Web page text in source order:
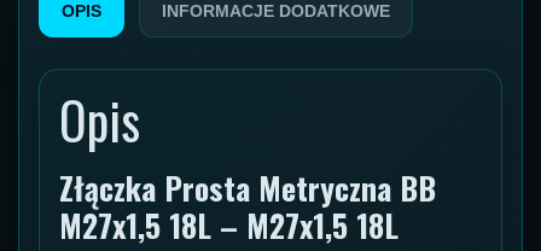
OPIS INFORMACJE DODATKOWE
Opis
Złączka Prosta Metryczna BB
M27x1,5 18L – M27x1,5 18L